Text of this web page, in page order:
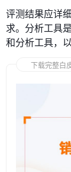
评测结果应详
求。分析工具
和分析工具，
下载完整白